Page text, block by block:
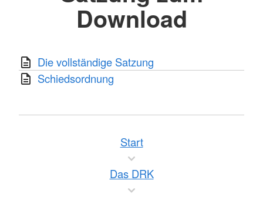
Download
Die vollständige Satzung
Schiedsordnung
Start
Das DRK